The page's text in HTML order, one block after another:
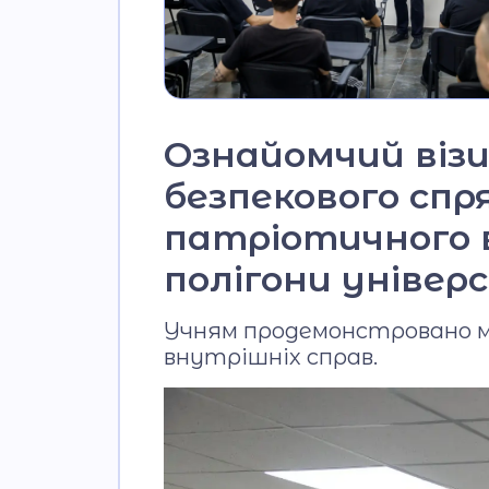
Ознайомчий
безпекового
патріотичного
полігони
Учням продемонстровано
внутрішніх справ.